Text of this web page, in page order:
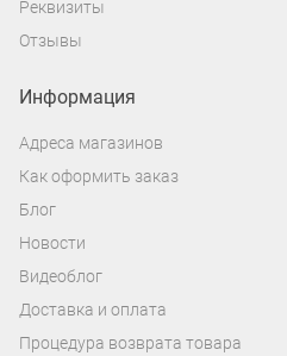
Реквизиты
Отзывы
Информация
Адреса магазинов
Как оформить заказ
Блог
Новости
Видеоблог
Доставка и оплата
Процедура возврата товара